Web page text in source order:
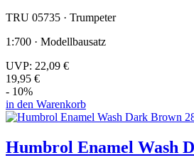
TRU 05735 · Trumpeter
1:700 · Modellbausatz
UVP: 22,09 €
19,95 €
- 10%
in den Warenkorb
Humbrol Enamel Wash